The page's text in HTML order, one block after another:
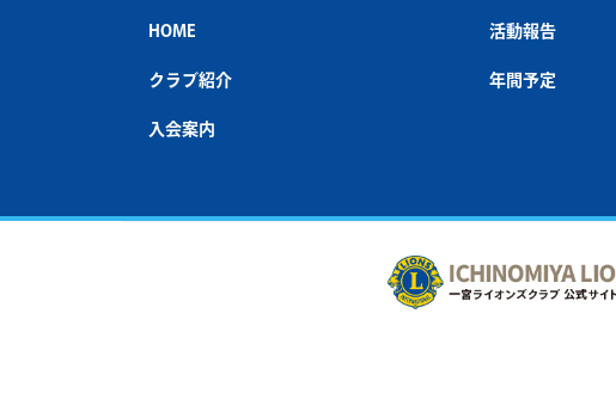
HOME
クラブ紹介
入会案内
活動報告
年間予定